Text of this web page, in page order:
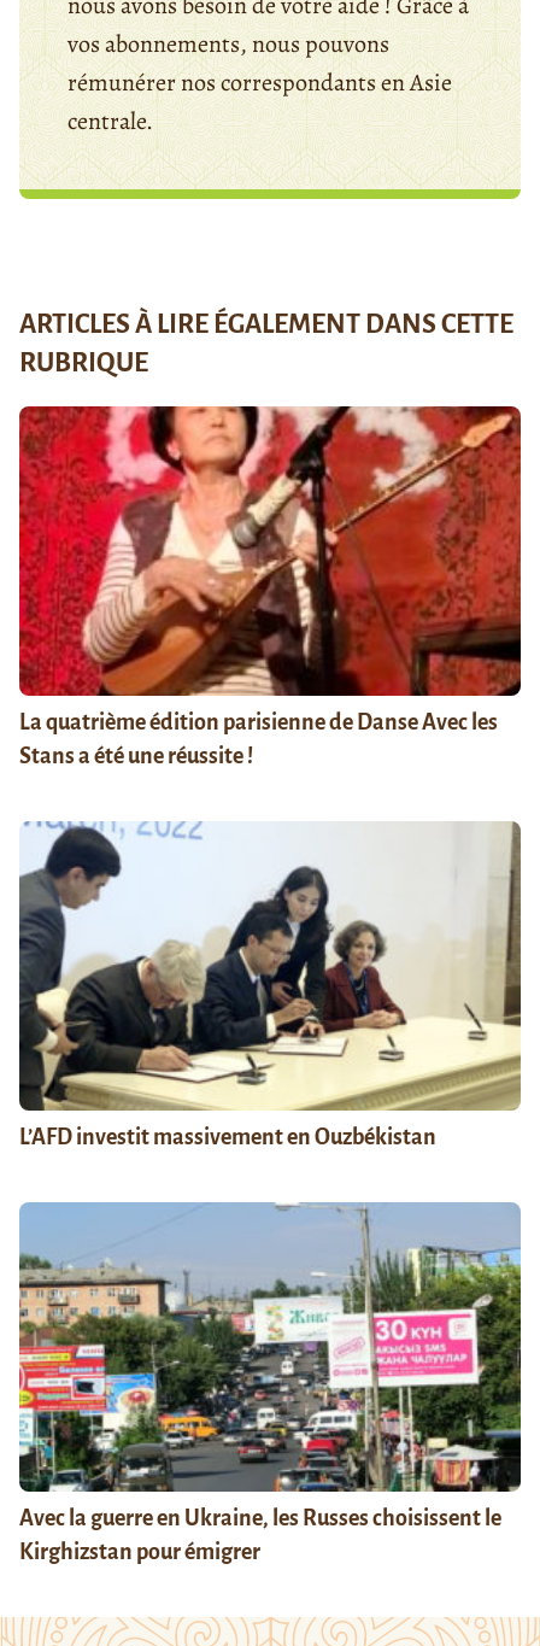
vos abonnements, nous pouvons
rémunérer nos correspondants en Asie
centrale.
ARTICLES À LIRE ÉGALEMENT DANS CETTE
RUBRIQUE
La quatrième édition parisienne de Danse Avec les
Stans a été une réussite !
L’AFD investit massivement en Ouzbékistan
Avec la guerre en Ukraine, les Russes choisissent le
Kirghizstan pour émigrer